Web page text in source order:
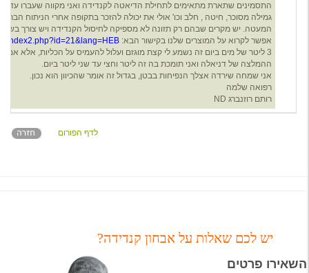
התסמינים שתארת מתאימים לתחילת הדיאטה לקנדידה ואני מקווה שעברו עד
גמילה מסוכר, חיטה , חלב וכו' אולי את יכולה להזכר בתקופה אחרי הניתוח
המעטה. יש מקרים שבהם רק תזונה לא מספיקה לחיסול הקנדידה ויש צורך
אפשר לקרוא על המוצרים שלנו בקישור הבא: https://1818. index2.php?id=21&lang=HEB
3 ליטר של מים ביום זה נשמע לי קצת מוגזם ועלול להעמיס על הכליות, אלא
ההמלצה של דניאלה ואני תומכת בה זה ליטר וחצי עד שני ליטר ביום.
אני שמחה שירדה אצלך הנפיחות בבטן, בגדול זה אומר שהכיוון הוא נכון.
רפואה שלמה
רותם רוזנברג ND
לדף הפורום
יש לכם שאלות על אבחון קנדידה?
השאירו פרטים